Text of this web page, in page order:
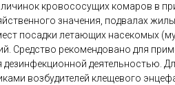
кровососущих комаров в
значения, подвалах
посадки летающих насекомых
Средство рекомендовано для
деятельностью.
возбудителей клещевого